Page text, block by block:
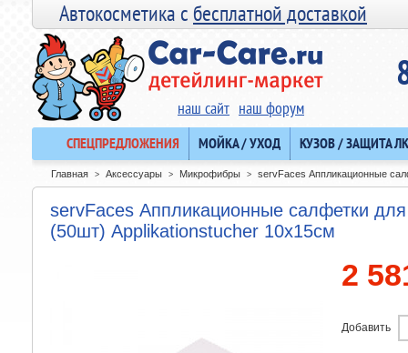
Автокосметика сбесплатной доставкой
наш сайт наш форум
СПЕЦПРЕДЛОЖЕНИЯ МОЙКА / УХОД КУЗОВ / ЗАЩИТА
Главная > Аксессуары > Микрофибры > servFaces Аппликационные
servFaces Аппликационные салфетки
(50шт) Applikationstucher 10x15см
2
Добавить